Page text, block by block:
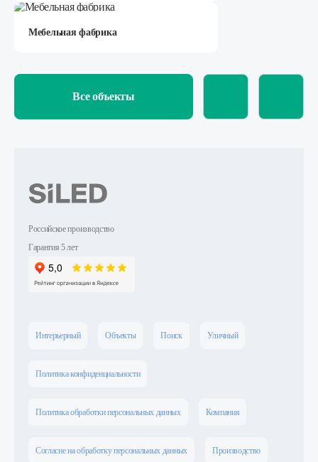
Мебельная фабрика
Все объекты
Российское производство
Гарантия 5 лет
Интерьерный Объекты Поиск Уличный
Политика конфиденциальности
Политика обработки персональных данных Компания
Согласие на обработку персональных данных Производство